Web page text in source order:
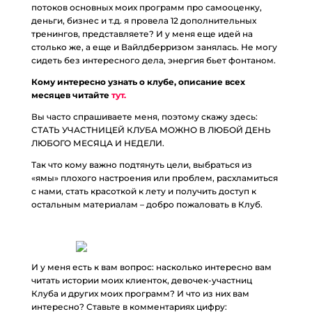
потоков основных моих программ про самооценку,
деньги, бизнес и т.д. я провела 12 дополнительных
тренингов, представляете? И у меня еще идей на
столько же, а еще и Вайлдберризом занялась. Не могу
сидеть без интересного дела, энергия бьет фонтаном.
Кому интересно узнать о клубе, описание всех
месяцев читайте тут.
Вы часто спрашиваете меня, поэтому скажу здесь:
СТАТЬ УЧАСТНИЦЕЙ КЛУБА МОЖНО В ЛЮБОЙ ДЕНЬ
ЛЮБОГО МЕСЯЦА И НЕДЕЛИ.
Так что кому важно подтянуть цели, выбраться из
«ямы» плохого настроения или проблем, расхламиться
с нами, стать красоткой к лету и получить доступ к
остальным материалам – добро пожаловать в Клуб.
И у меня есть к вам вопрос: насколько интересно вам
читать истории моих клиенток, девочек-участниц
Клуба и других моих программ? И что из них вам
интересно? Ставьте в комментариях цифру: